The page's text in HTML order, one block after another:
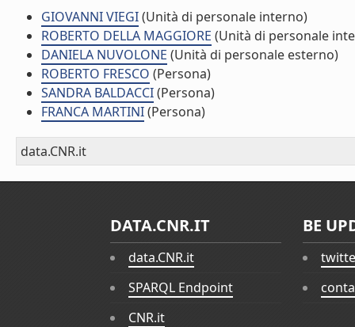
GIOVANNI VIEGI(Unità di personale interno)
ROBERTO DELLA MAGGIORE (Unità di personale
DANIELA NUVOLONE (Unità di personale esterno)
ROBERTO FRESCO (Persona)
SANDRA BALDACCI(Persona)
FRANCA MARTINI(Persona)
data.CNR.it
DATA.CNR.IT
data.CNR.it
SPARQL Endpoint
CNR.it
BE